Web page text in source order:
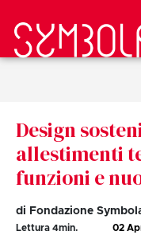
Design
allestimenti
funzioni e
di Fondazione
Lettura 4min. 02